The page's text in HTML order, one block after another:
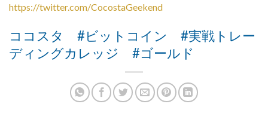
https://twitter.com/CocostaGeekend
ココスタ #ビットコイン #実戦トレー
ディングカレッジ #ゴールド